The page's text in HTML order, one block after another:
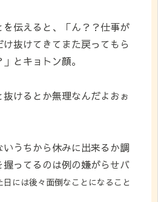
伝えると、「ん？？仕事が
抜けてきてまた戻ってもら
とキョトン顔。
けるとか無理なんだよおぉ
うちから休みに出来るか調
ってるのは例の嫌がらせバ
には後々面倒なことになること